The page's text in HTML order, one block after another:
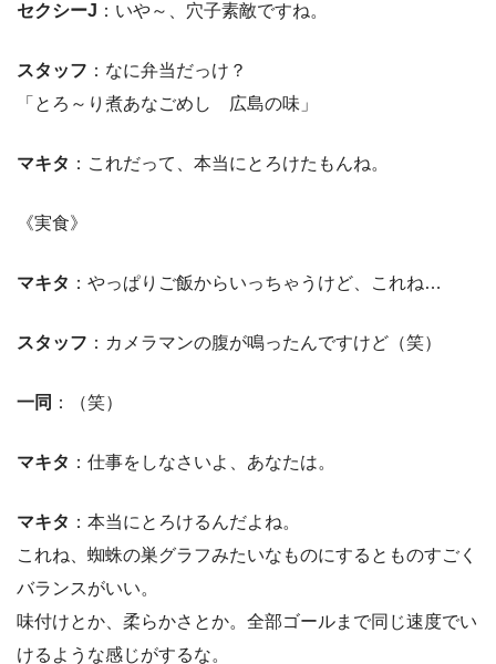
セクシーJ ：いや～、穴子素敵ですね。
スタッフ ：なに弁当だっけ？
「とろ～り煮あなごめし 広島の味」
マキタ ：これだって、本当にとろけたもんね。
《実食》
マキタ ：やっぱりご飯からいっちゃうけど、これね…
スタッフ ：カメラマンの腹が鳴ったんですけど（笑）
一同 ：（笑）
マキタ ：仕事をしなさいよ、あなたは。
マキタ ：本当にとろけるんだよね。
これね、蜘蛛の巣グラフみたいなものにするとものすごく
バランスがいい。
味付けとか、柔らかさとか。全部ゴールまで同じ速度でい
けるような感じがするな。